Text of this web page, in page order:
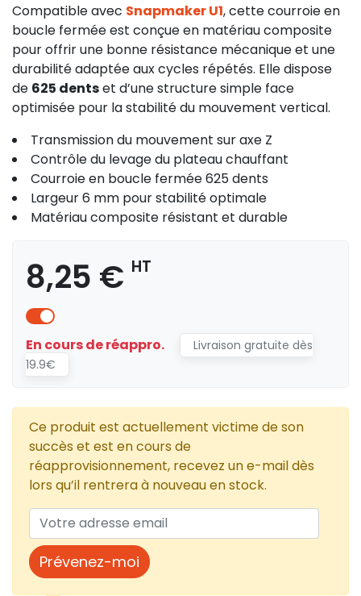
Compatible avec Snapmaker U1, cette courroie en
boucle fermée est conçue en matériau composite
pour offrir une bonne résistance mécanique et une
durabilité adaptée aux cycles répétés. Elle dispose
de 625 dentset d’une structure simple face
optimisée pour la stabilité du mouvement vertical.
Transmission du mouvement sur axe Z
Contrôle du levage du plateau chauffant
Courroie en boucle fermée 625 dents
Largeur 6 mm pour stabilité optimale
Matériau composite résistant et durable
8,25 € HT
En cours de réappro.
Livraison gratuite dès
19.9€
Ce produit est actuellement victime de son
succès et est en cours de
réapprovisionnement, recevez un e-mail dès
lors qu’il rentrera à nouveau en stock.
Prévenez-moi